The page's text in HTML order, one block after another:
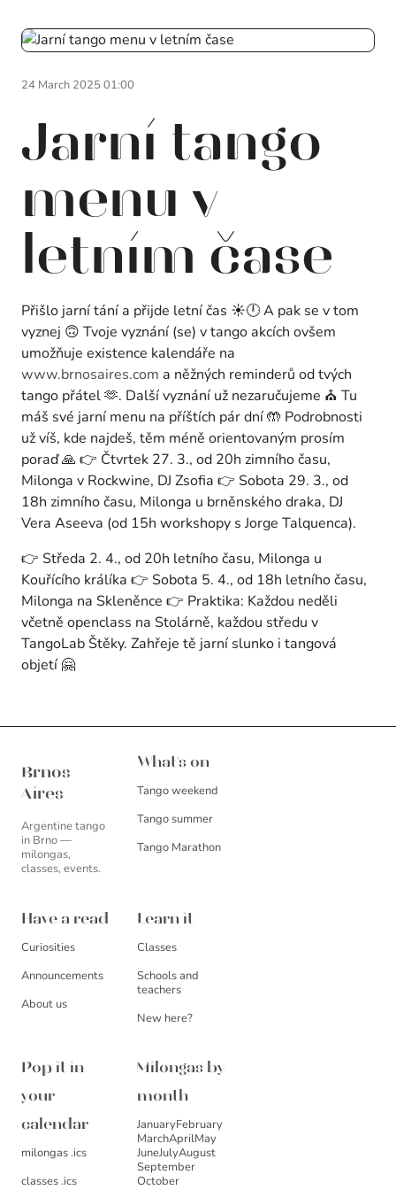
24 March 2025 01:00
Jarní tango
menu v
letním čase
Přišlo jarní tání a přijde letní čas ☀️🕛 A pak se v tom
vyznej 🙃 Tvoje vyznání (se) v tango akcích ovšem
umožňuje existence kalendáře na
www.brnosaires.com a něžných reminderů od tvých
tango přátel 🫶. Další vyznání už nezaručujeme ⛪ Tu
máš své jarní menu na příštích pár dní 🤲 Podrobnosti
už víš, kde najdeš, těm méně orientovaným prosím
poraď 🙏 👉 Čtvrtek 27. 3., od 20h zimního času,
Milonga v Rockwine, DJ Zsofia 👉 Sobota 29. 3., od
18h zimního času, Milonga u brněnského draka, DJ
Vera Aseeva (od 15h workshopy s Jorge Talquenca).
👉 Středa 2. 4., od 20h letního času, Milonga u
Kouřícího králíka 👉 Sobota 5. 4., od 18h letního času,
Milonga na Skleněnce 👉 Praktika: Každou neděli
včetně openclass na Stolárně, každou středu v
TangoLab Štěky. Zahřeje tě jarní slunko i tangová
objetí 🤗
Brnos
Aires
Argentine tango
in Brno —
milongas,
classes, events.
What's on
Tango weekend
Tango summer
Tango Marathon
Have a read
Curiosities
Announcements
About us
Learn it
Classes
Schools and
teachers
New here?
Pop it in
your
calendar
milongas .ics
classes .ics
Milongas by
month
JanuaryFebruary
MarchAprilMay
JuneJulyAugust
September
October